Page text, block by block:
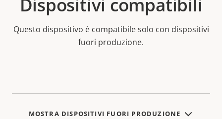
Questo dispositivo è compatibile solo con dispositivi
fuori produzione.
MOSTRA DISPOSITIVI FUORI PRODUZIONE